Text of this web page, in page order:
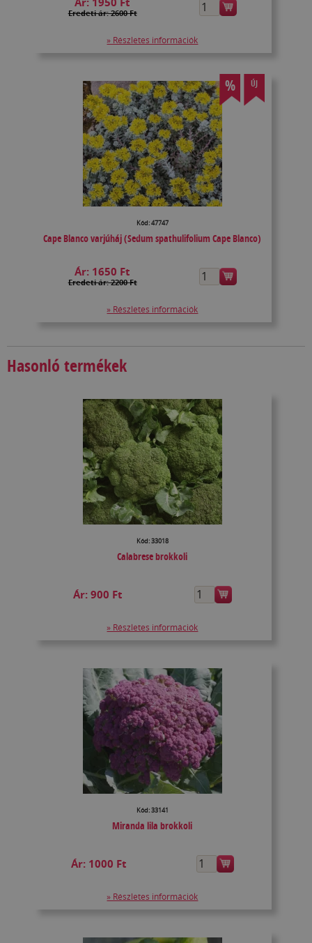
Eredeti ár: 2600 Ft
» Részletes információk
% ÚJ
Kód: 47747
Cape Blanco varjúháj (Sedum spathulifolium Cape Blanco)
Ár: 1650 Ft
Eredeti ár: 2200 Ft
» Részletes információk
Hasonló termékek
Kód: 33018
Calabrese brokkoli
Ár: 900 Ft
» Részletes információk
Kód: 33141
Miranda lila brokkoli
Ár: 1000 Ft
» Részletes információk